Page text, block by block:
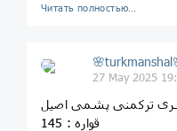
Читать полностью…
27 May 2025
ترکمنی پشمی اصیل
قواره : 145